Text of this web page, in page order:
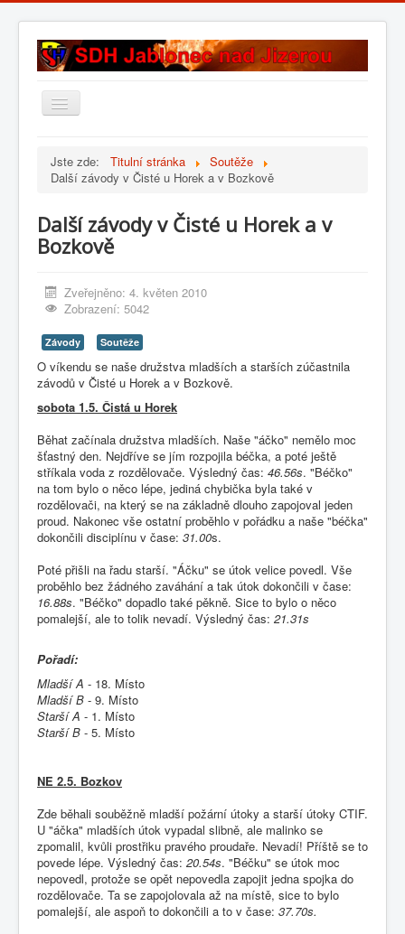
Přepnout
navigaci
Historie sboru
Fotogalerie
Jste zde: Titulní stránka
Soutěže
Další závody v Čisté u Horek a v Bozkově
Další závody v Čisté u Horek a v
Bozkově
Zveřejněno: 4. květen 2010
Zobrazení: 5042
Závody Soutěže
O víkendu se naše družstva mladších a starších zúčastnila
závodů v Čisté u Horek a v Bozkově.
sobota 1.5. Čistá u Horek
Běhat začínala družstva mladších. Naše "áčko" nemělo moc
šťastný den. Nejdříve se jím rozpojila béčka, a poté ještě
stříkala voda z rozdělovače. Výsledný čas: 46.56s. "Béčko"
na tom bylo o něco lépe, jediná chybička byla také v
rozdělovači, na který se na základně dlouho zapojoval jeden
proud. Nakonec vše ostatní proběhlo v pořádku a naše "béčka"
dokončili disciplínu v čase: 31.00s.
Poté přišli na řadu starší. "Áčku" se útok velice povedl. Vše
proběhlo bez žádného zaváhání a tak útok dokončili v čase:
16.88s. "Béčko" dopadlo také pěkně. Sice to bylo o něco
pomalejší, ale to tolik nevadí. Výsledný čas: 21.31s
Pořadí:
Mladší A - 18. Místo
Mladší B - 9. Místo
Starší A - 1. Místo
Starší B - 5. Místo
NE 2.5. Bozkov
Zde běhali souběžně mladší požární útoky a starší útoky CTIF.
U "áčka" mladších útok vypadal slibně, ale malinko se
zpomalil, kvůli prostřiku pravého proudaře. Nevadí! Příště se to
povede lépe. Výsledný čas: 20.54s. "Béčku" se útok moc
nepovedl, protože se opět nepovedla zapojit jedna spojka do
rozdělovače. Ta se zapojolovala až na místě, sice to bylo
pomalejší, ale aspoň to dokončili a to v čase: 37.70s.